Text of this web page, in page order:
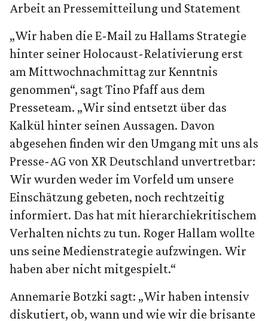
Arbeit an Pressemitteilung und Statement
„Wir haben die E-Mail zu Hallams Strategie
hinter seiner Holocaust-Relativierung erst
am Mittwochnachmittag zur Kenntnis
genommen“, sagt Tino Pfaff aus dem
Presseteam. „Wir sind entsetzt über das
Kalkül hinter seinen Aussagen. Davon
abgesehen finden wir den Umgang mit uns als
Presse-AG von XR Deutschland unvertretbar:
Wir wurden weder im Vorfeld um unsere
Einschätzung gebeten, noch rechtzeitig
informiert. Das hat mit hierarchiekritischem
Verhalten nichts zu tun. Roger Hallam wollte
uns seine Medienstrategie aufzwingen. Wir
haben aber nicht mitgespielt.“
Annemarie Botzki sagt: „Wir haben intensiv
diskutiert, ob, wann und wie wir die brisante